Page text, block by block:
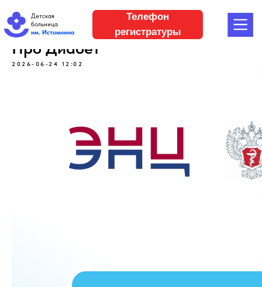
Телефон
больница
им. Истомнина
Про Диабет
2026-06-24 12:02